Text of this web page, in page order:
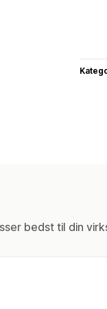
bedst til din